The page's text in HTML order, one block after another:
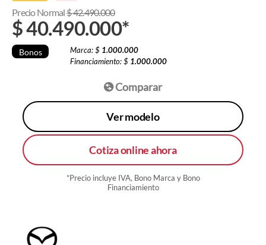
Precio Normal$42.490.000
$40.490.000*
Bonos Marca: $ 1.000.000
Financiamiento: $ 1.000.000
Comparar
Ver modelo
Cotiza online ahora
*Precio incluye IVA, Bono Marca y Bono
Financiamiento